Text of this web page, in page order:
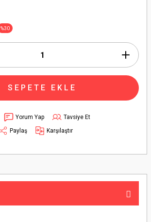
%30
SEPETE EKLE
Yorum Yap
Tavsiye Et
Paylaş Karşılaştır